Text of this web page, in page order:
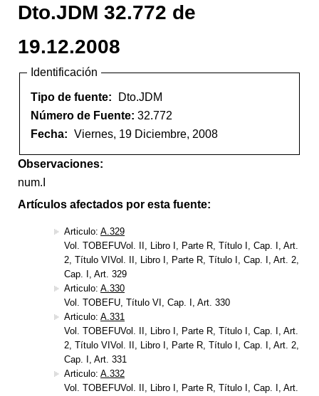
Dto.JDM 32.772 de
19.12.2008
Identificación
Tipo de fuente:
Dto.JDM
Número de Fuente: 32.772
Fecha: Viernes, 19 Diciembre, 2008
Observaciones:
num.I
Artículos afectados por esta fuente:
Articulo: A.329
Vol. TOBEFUVol. II, Libro I, Parte R, Título I, Cap. I, Art.
2, Título VIVol. II, Libro I, Parte R, Título I, Cap. I, Art. 2,
Cap. I, Art. 329
Articulo: A.330
Vol. TOBEFU, Título VI, Cap. I, Art. 330
Articulo: A.331
Vol. TOBEFUVol. II, Libro I, Parte R, Título I, Cap. I, Art.
2, Título VIVol. II, Libro I, Parte R, Título I, Cap. I, Art. 2,
Cap. I, Art. 331
Articulo: A.332
Vol. TOBEFUVol. II, Libro I, Parte R, Título I, Cap. I, Art.